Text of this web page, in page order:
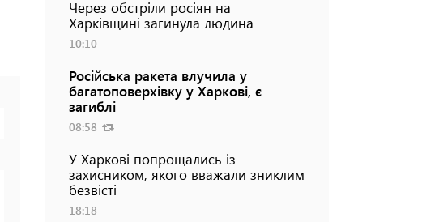
Через обстріли росіян на
Харківщині загинула людина
10:10
Російська ракета влучила у
багатоповерхівку у Харкові, є
загиблі
08:58
У Харкові попрощались із
захисником, якого вважали зниклим
безвісті
18:18